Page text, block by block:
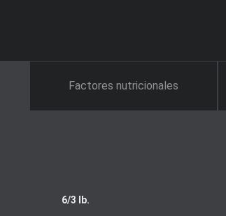
Factores nutricionales
6/3 lb.